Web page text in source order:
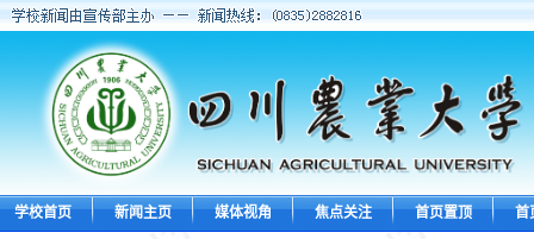
学校首页 新闻主页 媒体视角 焦点关注 首页置顶 首